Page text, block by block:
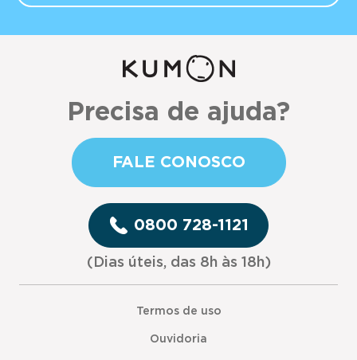
Precisa de ajuda?
FALE CONOSCO
0800 728-1121
(Dias úteis, das 8h às 18h)
Termos de uso
Ouvidoria